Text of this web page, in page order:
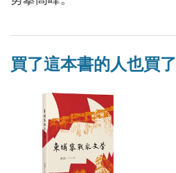
買了這本書的人也買了